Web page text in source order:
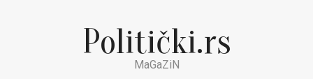
Politički.rs
MaGaZiN